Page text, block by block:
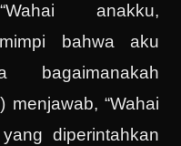
anakku,
bahwa aku
bagaimanakah
menjawab, “Wahai
diperintahkan